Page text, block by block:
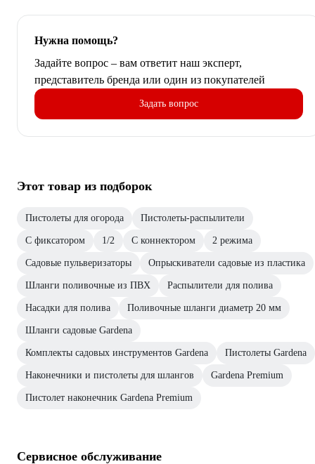
Нужна помощь?
Задайте вопрос – вам ответит наш эксперт,
представитель бренда или один из покупателей
Задать вопрос
Этот товар из подборок
Пистолеты для огорода Пистолеты-распылители
С фиксатором 1/2 С коннектором 2 режима
Садовые пульверизаторы Опрыскиватели садовые из пластика
Шланги поливочные из ПВХ Распылители для полива
Насадки для полива Поливочные шланги диаметр 20 мм
Шланги садовые Gardena
Комплекты садовых инструментов Gardena Пистолеты Gardena
Наконечники и пистолеты для шлангов Gardena Premium
Пистолет наконечник Gardena Premium
Сервисное обслуживание